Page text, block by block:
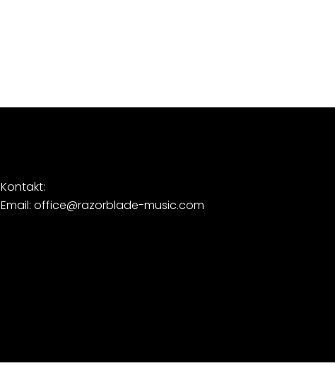
Kontakt:
Email: office@razorblade-music.com